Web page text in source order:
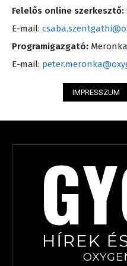
Felelős online szerkesztő:
E-mail:
Programigazgató:
E-mail:
IMPRESSZUM